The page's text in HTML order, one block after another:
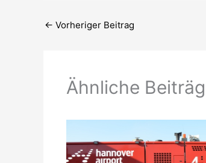
← Vorheriger Beitrag
Ähnliche